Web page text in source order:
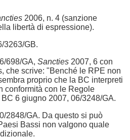
2006, n. 4 (sanzione
libertà di espressione).
3263/GB.
698/GA, Sancties 2007, 6 con
che scrive: "Benché le RPE non
proprio che la BC interpreti
conformità con le Regole
6 giugno 2007, 06/3248/GA.
2848/GA. Da questo si può
Bassi non valgono quale